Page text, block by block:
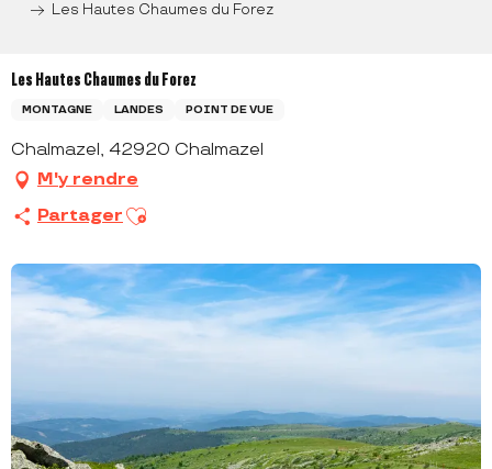
Les Hautes Chaumes du Forez
Les Hautes Chaumes du Forez
MONTAGNE LANDES POINT DE VUE
Chalmazel, 42920 Chalmazel
M'y rendre
Partager Ajouter aux favoris